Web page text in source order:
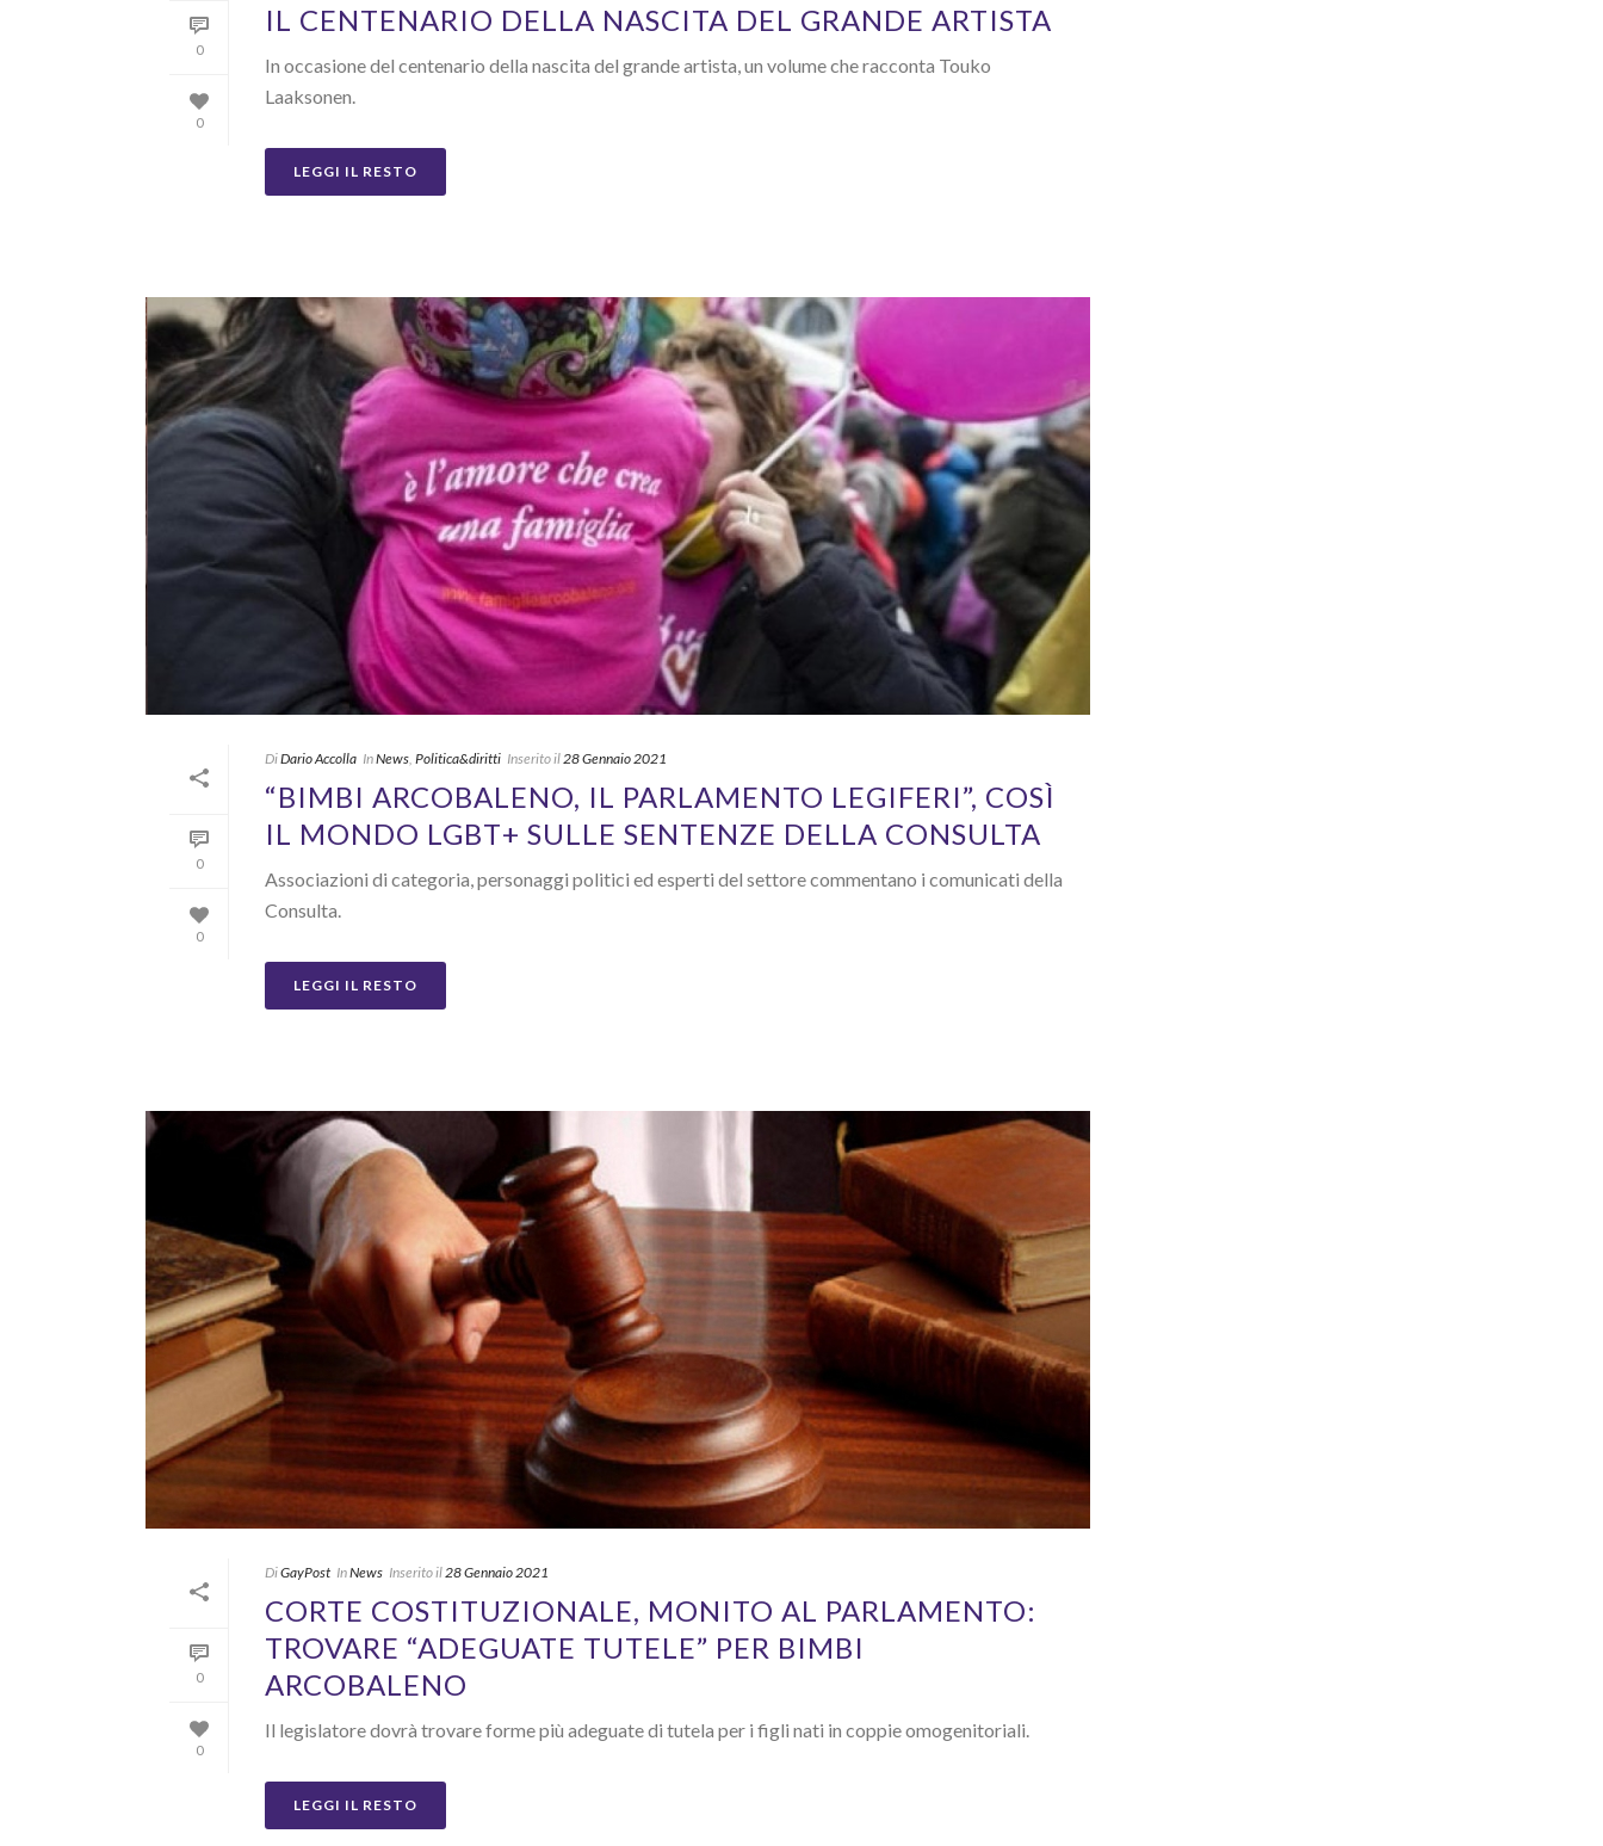
0
0
IL CENTENARIO DELLA NASCITA DEL GRANDE ARTISTA
In occasione del centenario della nascita del grande artista, un volume che racconta Touko
Laaksonen.
LEGGI IL RESTO
0
0
DiDario Accolla InNews, Politica&diritti Inserito il28 Gennaio 2021
“BIMBI ARCOBALENO, IL PARLAMENTO LEGIFERI”, COSÌ
IL MONDO LGBT+ SULLE SENTENZE DELLA CONSULTA
Associazioni di categoria, personaggi politici ed esperti del settore commentano i comunicati della
Consulta.
LEGGI IL RESTO
0
0
DiGayPost InNews Inserito il28 Gennaio 2021
CORTE COSTITUZIONALE, MONITO AL PARLAMENTO:
TROVARE “ADEGUATE TUTELE” PER BIMBI
ARCOBALENO
Il legislatore dovrà trovare forme più adeguate di tutela per i figli nati in coppie omogenitoriali.
LEGGI IL RESTO